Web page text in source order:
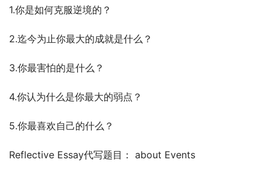
1.你是如何克服逆境的？
2.迄今为止你最大的成就是什么？
3.你最害怕的是什么？
4.你认为什么是你最大的弱点？
5.你最喜欢自己的什么？
Reflective Essay代写题目： about Events